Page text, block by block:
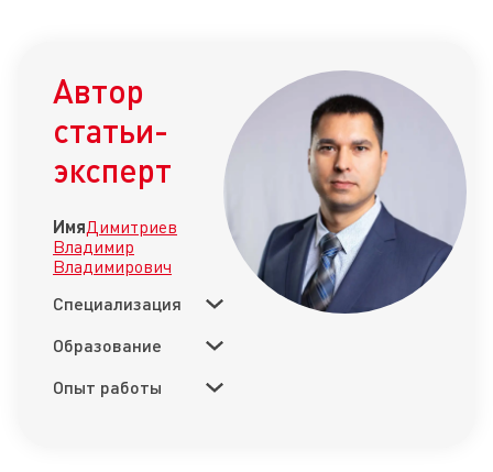
Автор
статьи-
эксперт
ИмяДимитриев
Владимир
Владимирович
Специализация
Образование
Опыт работы